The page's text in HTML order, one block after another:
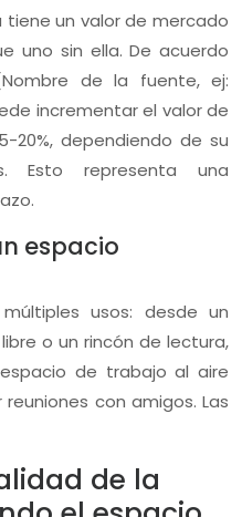
un valor de mercado
uno sin ella. De acuerdo
de la fuente, ej:
incrementar el valor de
20%, dependiendo de su
Esto representa una
espacio
usos: desde un
o un rincón de lectura,
de trabajo al aire
con amigos. Las
de la